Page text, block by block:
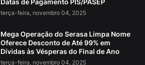
Datas de Pagamento PIS/PASEP
terça-feira, novembro 04, 2025
Mega Operação do Serasa Limpa Nome
Oferece Desconto de Até 99% em
Dívidas às Vésperas do Final de Ano
terça-feira, novembro 04, 2025